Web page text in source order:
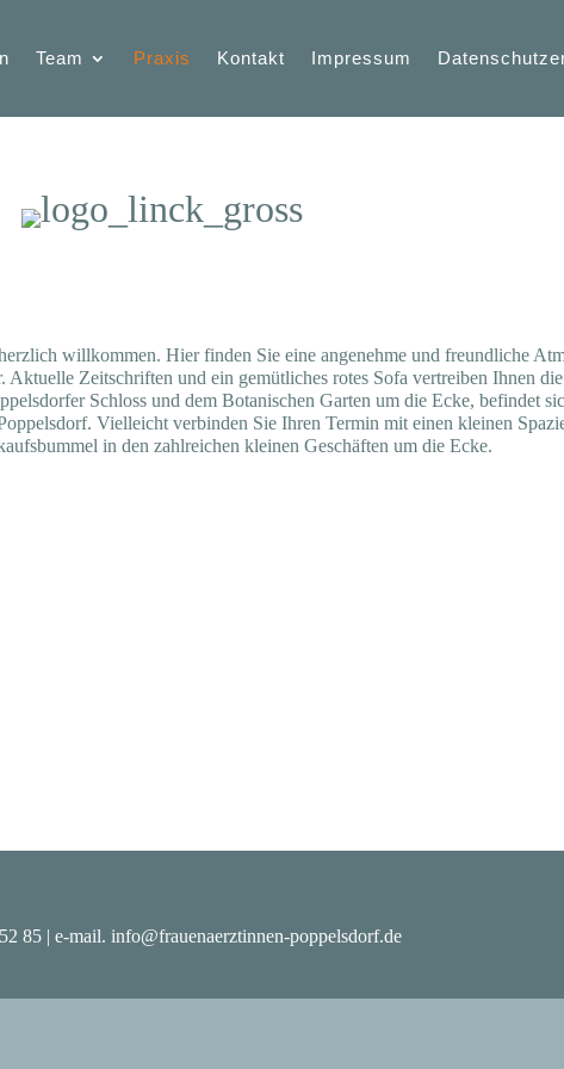
Team Praxis Kontakt Impressum
willkommen. Hier finden Sie eine angenehme und freundliche
Zeitschriften und ein gemütliches rotes Sofa vertreiben Ihnen
Schloss und dem Botanischen Garten um die Ecke, befindet
Vielleicht verbinden Sie Ihren Termin mit einen kleinen
in den zahlreichen kleinen Geschäften um die Ecke.
85 | e-mail. info@frauenaerztinnen-poppelsdorf.de